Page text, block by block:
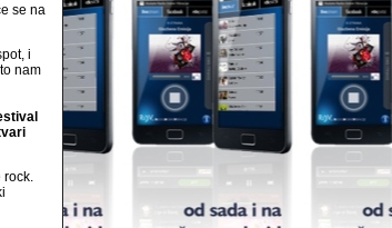
se na
i
nam
rock.